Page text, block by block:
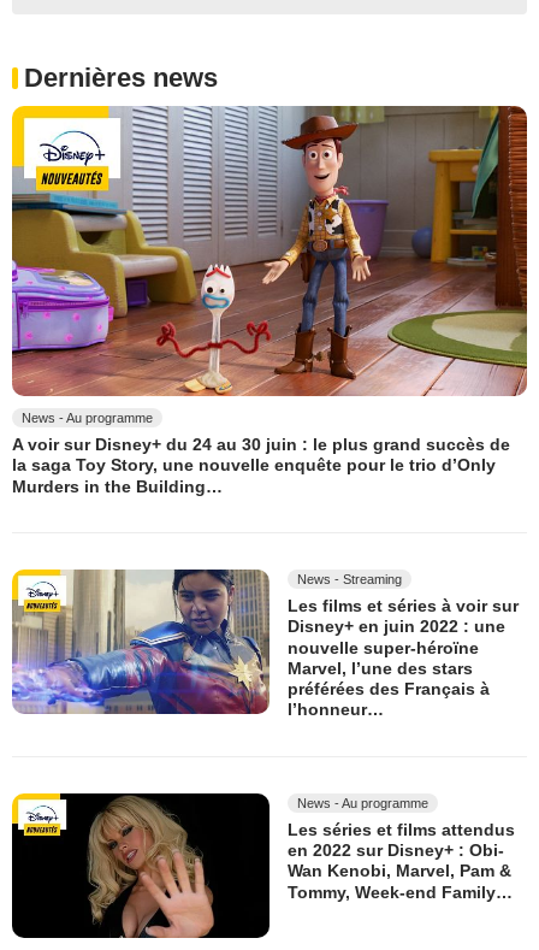
Dernières news
News - Au programme
A voir sur Disney+ du 24 au 30 juin : le plus grand succès de
la saga Toy Story, une nouvelle enquête pour le trio d’Only
Murders in the Building…
News - Streaming
Les films et séries à voir sur
Disney+ en juin 2022 : une
nouvelle super-héroïne
Marvel, l’une des stars
préférées des Français à
l’honneur…
News - Au programme
Les séries et films attendus
en 2022 sur Disney+ : Obi-
Wan Kenobi, Marvel, Pam &
Tommy, Week-end Family…